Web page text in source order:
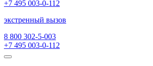
+7 495 003-0-112
экстренный вызов
8 800 302-5-003
+7 495 003-0-112